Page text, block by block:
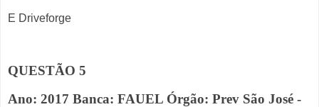
E Driveforge
QUESTÃO 5
Ano: 2017 Banca: FAUEL Órgão: Prev São José -